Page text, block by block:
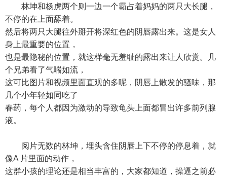
林坤和杨虎两个则一边一个霸占着妈妈的两只大长腿，
不停的在上面舔着。
然后将两只大腿往外掰开将深红色的阴唇露出来。这是女人
身上最重要的位置，
也是最隐秘的位置，就这样毫无羞耻的露出来让人欣赏。几
个兄弟看了气喘如流，
这可比图片和视频里面直观的多呢，阴唇上散发的骚味，那
几个小年轻如同吃了
春药，每个人都因为激动的导致龟头上面都冒出许多前列腺
液。
阅片无数的林坤，埋头含住阴唇上下不停的停息着，就
像A 片里面的动作，
这群小孩的理论还是相当丰富的，大家都知道，操逼之前必